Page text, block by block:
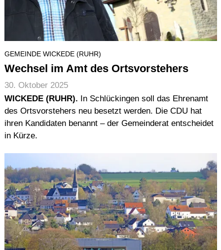
GEMEINDE WICKEDE (RUHR)
Wechsel im Amt des Ortsvorstehers
30. Oktober 2025
WICKEDE (RUHR). In Schlückingen soll das Ehrenamt
des Ortsvorstehers neu besetzt werden. Die CDU hat
ihren Kandidaten benannt – der Gemeinderat entscheidet
in Kürze.